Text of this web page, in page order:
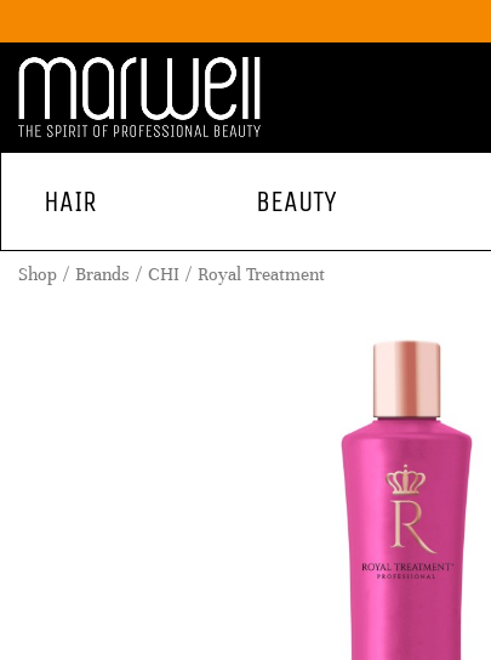
HAIR BEAUTY
Shop Brands CHI Royal Treatment